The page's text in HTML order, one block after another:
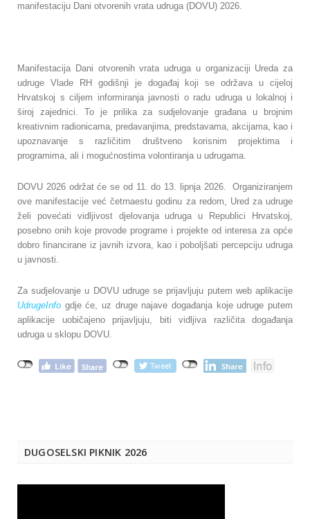
manifestaciju Dani otvorenih vrata udruga (DOVU) 2026.
Manifestacija Dani otvorenih vrata udruga u organizaciji Ureda za
udruge Vlade RH godišnji je događaj koji se održava u cijeloj
Hrvatskoj s ciljem informiranja javnosti o radu udruga u lokalnoj i
široj zajednici. To je prilika za sudjelovanje građana u brojnim
kreativnim radionicama, predavanjima, predstavama, akcijama, kao i
upoznavanje s različitim društveno korisnim projektima i
programima, ali i mogućnostima volontiranja u udrugama.
DOVU 2026 održat će se od 11. do 13. lipnja 2026. Organiziranjem
ove manifestacije već četrnaestu godinu za redom, Ured za udruge
želi povećati vidljivost djelovanja udruga u Republici Hrvatskoj,
posebno onih koje provode programe i projekte od interesa za opće
dobro financirane iz javnih izvora, kao i poboljšati percepciju udruga
u javnosti.
Za sudjelovanje u DOVU udruge se prijavljuju putem web aplikacije
UdrugeInfo gdje će, uz druge najave događanja koje udruge putem
aplikacije uobičajeno prijavljuju, biti vidljiva različita događanja
udruga u sklopu DOVU.
DUGOSELSKI PIKNIK 2026